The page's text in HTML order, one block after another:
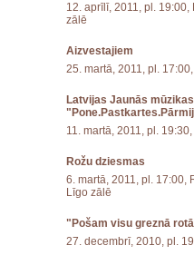
12. aprīlī, 2011, pl.
zālē
Aizvestajiem
25. martā, 2011, pl.
Latvijas Jaunās
11. martā, 2011, pl.
Rožu dziesmas
6. martā, 2011, pl. 17:00,
Līgo zālē
"Pošam visu greznā
27. decembrī, 2010, pl.